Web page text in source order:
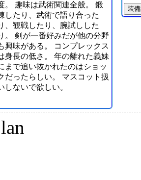
。 趣味は武術関連全般。 鍛
したり、武術で語り合った
、観戦したり、腕試しした
。 剣が一番好みだが他の分野
興味がある。 コンプレックス
身長の低さ。 年の離れた義妹
まで追い抜かれたのはショッ
だったらしい。 マスコット扱
しないで欲しい。
装